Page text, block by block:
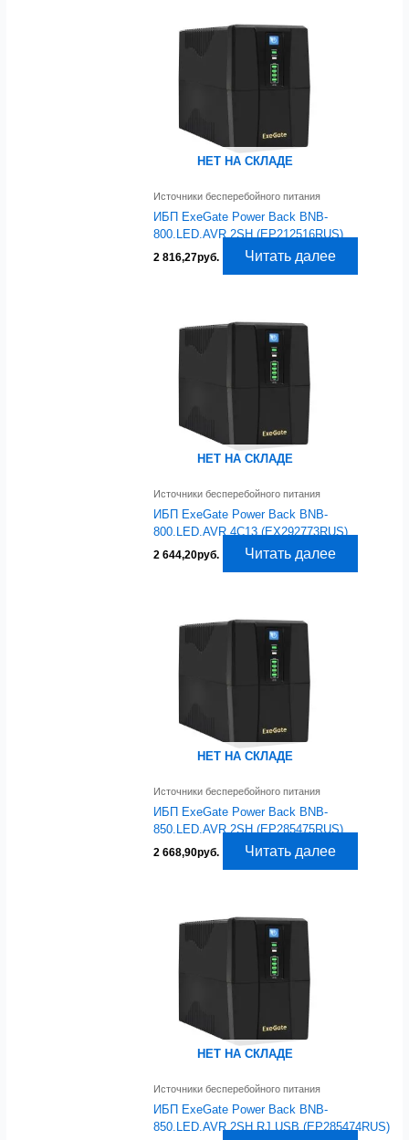
НЕТ НА СКЛАДЕ
Источники бесперебойного питания
ИБП ExeGate Power Back BNB-
800.LED.AVR.2SH (EP212516RUS)
2 816,27руб. Читать далее
НЕТ НА СКЛАДЕ
Источники бесперебойного питания
ИБП ExeGate Power Back BNB-
800.LED.AVR.4C13 (EX292773RUS)
2 644,20руб. Читать далее
НЕТ НА СКЛАДЕ
Источники бесперебойного питания
ИБП ExeGate Power Back BNB-
850.LED.AVR.2SH (EP285475RUS)
2 668,90руб. Читать далее
НЕТ НА СКЛАДЕ
Источники бесперебойного питания
ИБП ExeGate Power Back BNB-
850.LED.AVR.2SH.RJ.USB (EP285474RUS)